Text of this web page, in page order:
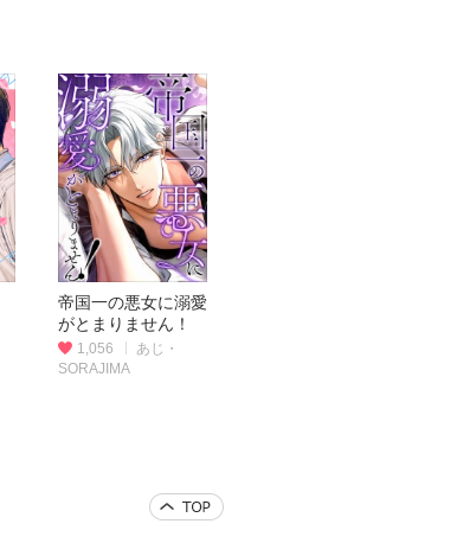
帝国一の悪女に溺愛
がとまりません！
1,056
あじ・
SORAJIMA